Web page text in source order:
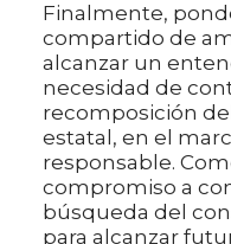
Finalmente,
compartido de
alcanzar un
necesidad de
recomposición
estatal, en el
responsable.
compromiso a
búsqueda del
para alcanzar